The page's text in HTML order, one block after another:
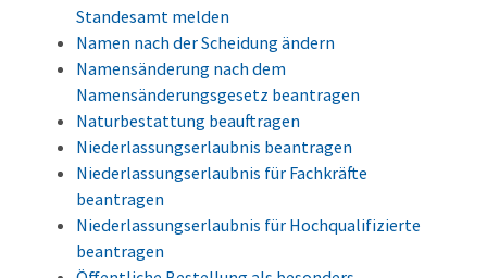
Standesamt melden
Namen nach der Scheidung ändern
Namensänderung nach dem
Namensänderungsgesetz beantragen
Naturbestattung beauftragen
Niederlassungserlaubnis beantragen
Niederlassungserlaubnis für Fachkräfte
beantragen
Niederlassungserlaubnis für Hochqualifizierte
beantragen